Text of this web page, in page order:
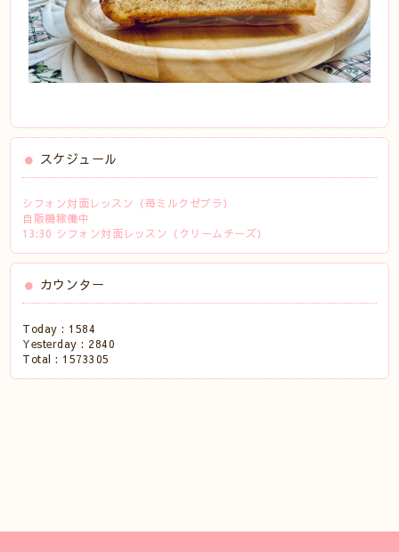
スケジュール
シフォン対面レッスン（苺ミルクゼブラ）
自販機稼働中
13:30 シフォン対面レッスン（クリームチーズ）
カウンター
Today : 1584
Yesterday : 2840
Total : 1573305